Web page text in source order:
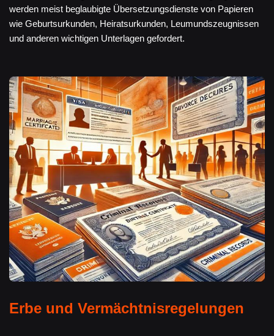
werden meist beglaubigte Übersetzungsdienste von Papieren
wie Geburtsurkunden, Heiratsurkunden, Leumundszeugnissen
und anderen wichtigen Unterlagen gefordert.
Erbe und Vermächtnisregelungen